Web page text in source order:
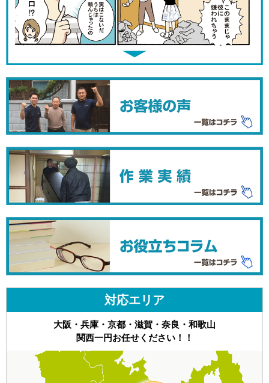
対応エリア
大阪・兵庫・京都・滋賀・奈良・和歌山
関西一円お任せください！！